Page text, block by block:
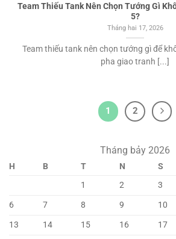
Team Thiếu Tank Nên Chọn Tướng Gì
5?
Tháng hai 17, 2026
Team thiếu tank nên chọn tướng gì để
pha giao tranh [...]
1 2
Tháng bảy 2026
H B T N S
1
2 3
6
7 8 9 10
13
14 15 16 17